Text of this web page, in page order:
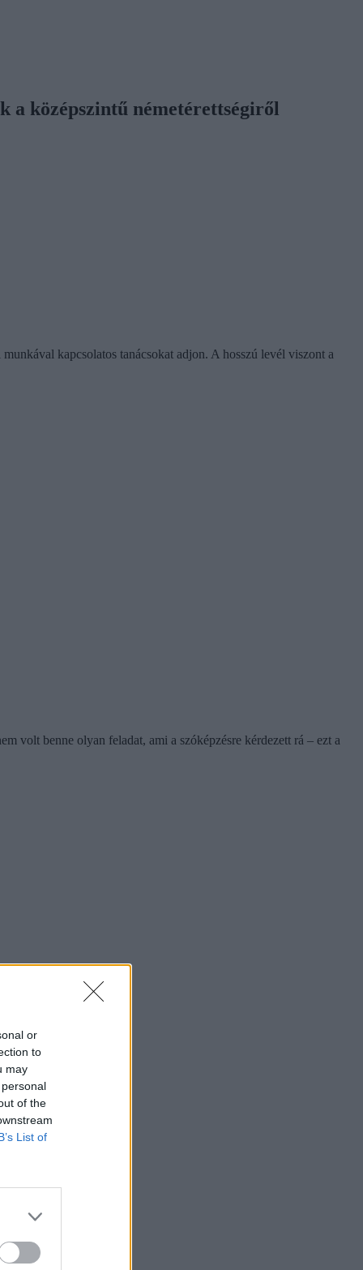
or
to
may
of the
List of
a középszintű németérettségiről
kapcsolatos tanácsokat adjon. A hosszú levél viszont a
volt benne olyan feladat, ami a szóképzésre kérdezett rá – ezt a
a feladattípusokat.